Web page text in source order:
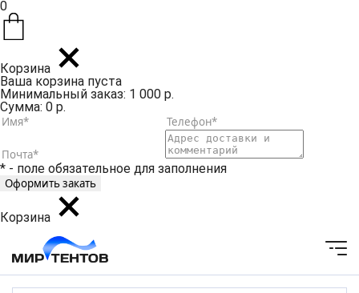
0
Корзина
Ваша корзина пуста
Минимальный заказ: 1 000 р.
Сумма: 0 р.
* - поле обязательное для заполнения
Корзина